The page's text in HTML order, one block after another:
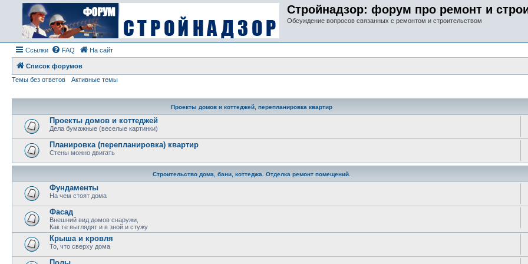
Стройнадзор: форум про ремонт и
Обсуждение вопросов связанных с ремонтом и строительством
Ссылки FAQ На сайт
Список форумов
Темы без ответов
Активные темы
Проекты домов и коттеджей, перепланировка квартир
Проекты домов и коттеджей
Дела бумажные (веселые картинки)
Планировка (перепланировка) квартир
Стены можно двигать
Строительство дома, бани, коттеджа. Отделка ремонт помещений.
Фундаменты
На чем стоят дома
Фасад
Внешний вид домов снаружи,
Как те выглядят и в зной и стужу
Крыша и кровля
То, что сверху дома
Полы